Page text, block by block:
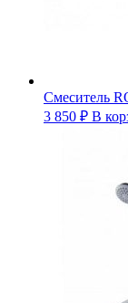
Смеситель
3 850 ₽ В